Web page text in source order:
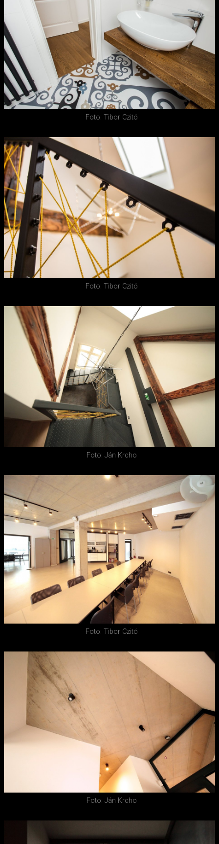
Foto: Tibor Czitó
Foto: Tibor Czitó
Foto: Ján Krcho
Foto: Tibor Czitó
Foto: Ján Krcho